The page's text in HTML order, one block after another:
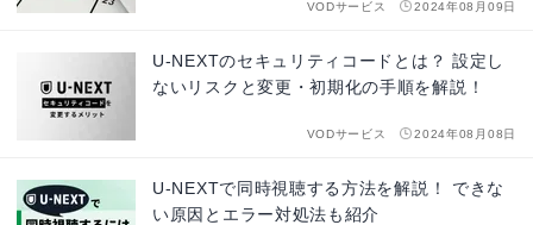
VODサービス 2024年08月09日
U-NEXTのセキュリティコードとは？ 設定し
ないリスクと変更・初期化の手順を解説！
VODサービス 2024年08月08日
U-NEXTで同時視聴する方法を解説！ できな
い原因とエラー対処法も紹介